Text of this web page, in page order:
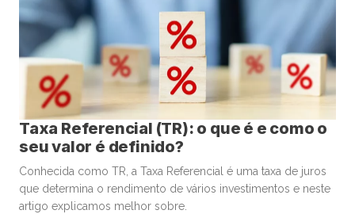
Taxa Referencial (TR): o que é e como o
seu valor é definido?
Conhecida como TR, a Taxa Referencial é uma taxa de juros
que determina o rendimento de vários investimentos e neste
artigo explicamos melhor sobre.